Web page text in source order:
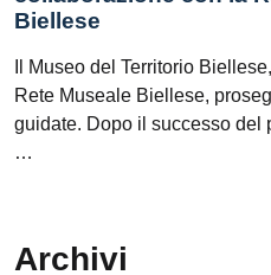
Biellese
Il Museo del Territorio
Rete Museale Biellese,
guidate. Dopo il successo del
…
Archivi